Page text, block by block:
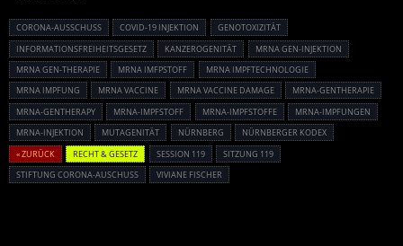
CORONA-AUSSCHUSS COVID-19 INJEKTION
GENOTOXIZITÄT
INFORMATIONSFREIHEITSGESETZ
KANZEROGENITÄT
MRNA GEN-INJEKTION
MRNA GEN-THERAPIE
MRNA IMFPSTOFF
MRNA IMPFTECHNOLOGIE
MRNA IMPFUNG
MRNA VACCINE MRNA VACCINE DAMAGE
MRNA-GENTHERAPIE
MRNA-GENTHERAPY
MRNA-IMPFSTOFF MRNA-IMPFSTOFFE
MRNA-IMPFUNGEN
MRNA-INJEKTION
MUTAGENITÄT NÜRNBERG
NÜRNBERGER KODEX
« ZURÜCK
RECHT & GESETZ SESSION 119
SITZUNG 119
STIFTUNG CORONA-AUSCHUSS
VIVIANE FISCHER